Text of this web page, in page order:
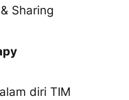
Sharing
diri TIM